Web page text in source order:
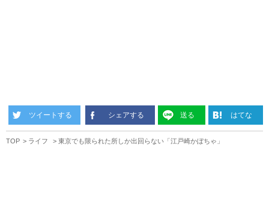
ツイートする シェアする 送る はてな
TOP ライフ 東京でも限られた所しか出回らない「江戸崎かぼちゃ」